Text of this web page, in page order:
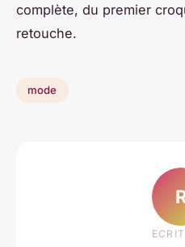
complète, du premier
retouche.
mode